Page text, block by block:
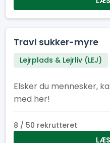
Travl sukker-myre
Lejrplads & Lejrliv (LEJ)
Elsker du mennesker, kaffe
med her!
8 / 50 rekrutteret